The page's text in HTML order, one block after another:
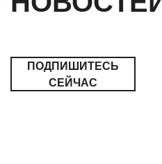
ПОДПИШИТЕСЬ
СЕЙЧАС